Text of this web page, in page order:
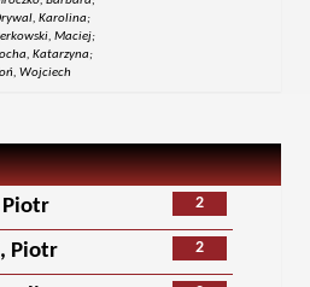
Karolina;
Maciej;
Katarzyna;
Wojciech
2
2
Piotr